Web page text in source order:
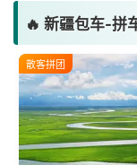
🔥 新疆包车-拼
散客拼团